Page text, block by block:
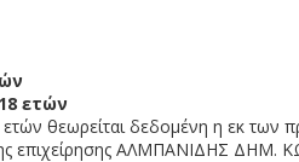
ετών
ετών θεωρείται δεδομένη η εκ
επιχείρησης ΑΛΜΠΑΝΙΔΗΣ ΔΗΜ.